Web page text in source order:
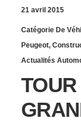
21 avril 2015
Catégorie De
Peugeot,
Actualités